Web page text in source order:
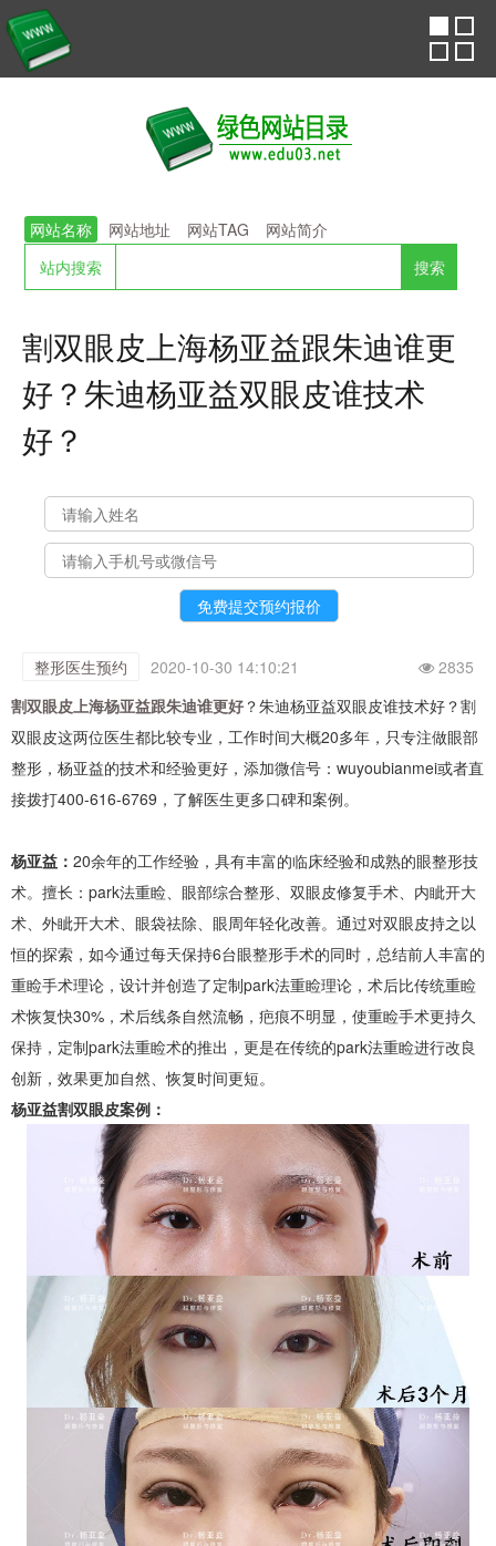
网站名称 网站地址 网站TAG
网站简介
站内搜索
割双眼皮上海杨亚益跟朱迪谁更
好？朱迪杨亚益双眼皮谁技术
好？
整形医生预约 2020-10-30 14:10:21
2835
割双眼皮上海杨亚益跟朱迪谁更好 ？朱迪杨亚益双眼皮谁技术好？割
双眼皮这两位医生都比较专业，工作时间大概20多年，只专注做眼部
整形，杨亚益的技术和经验更好，添加微信号：wuyoubianmei或者直
接拨打400-616-6769，了解医生更多口碑和案例。
杨亚益： 20余年的工作经验，具有丰富的临床经验和成熟的眼整形技
术。擅长：park法重睑、眼部综合整形、双眼皮修复手术、内眦开大
术、外眦开大术、眼袋祛除、眼周年轻化改善。通过对双眼皮持之以
恒的探索，如今通过每天保持6台眼整形手术的同时，总结前人丰富的
重睑手术理论，设计并创造了定制park法重睑理论，术后比传统重睑
术恢复快30%，术后线条自然流畅，疤痕不明显，使重睑手术更持久
保持，定制park法重睑术的推出，更是在传统的park法重睑进行改良
创新，效果更加自然、恢复时间更短。
杨亚益割双眼皮案例：